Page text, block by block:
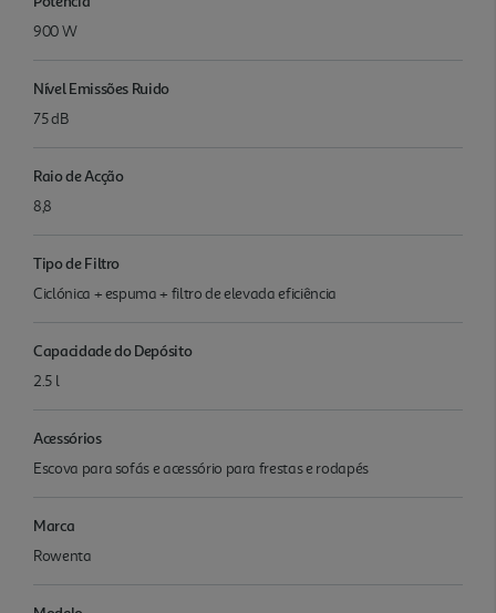
900 W
Nível Emissões Ruido
75 dB
Raio de Acção
8,8
Tipo de Filtro
Ciclónica + espuma + filtro de elevada eficiência
Capacidade do Depósito
2.5 l
Acessórios
Escova para sofás e acessório para frestas e rodapés
Marca
Rowenta